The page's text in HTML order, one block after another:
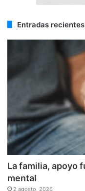
Entradas recientes
La familia, apoyo
mental
2 agosto, 2026